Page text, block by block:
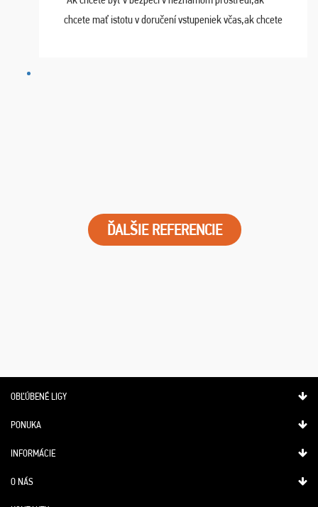
chcete mať istotu v doručení vstupeniek včas,ak chcete
ĎALŠIE REFERENCIE
OBĽÚBENÉ LIGY
PONUKA
INFORMÁCIE
O NÁS